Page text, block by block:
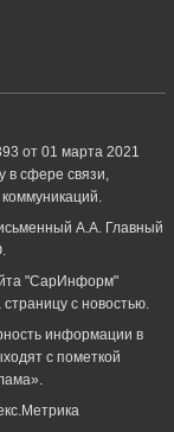
от 01 марта 2021
в сфере связи,
А.А. Главный
"СарИнформ"
с новостью.
информации в
с пометкой